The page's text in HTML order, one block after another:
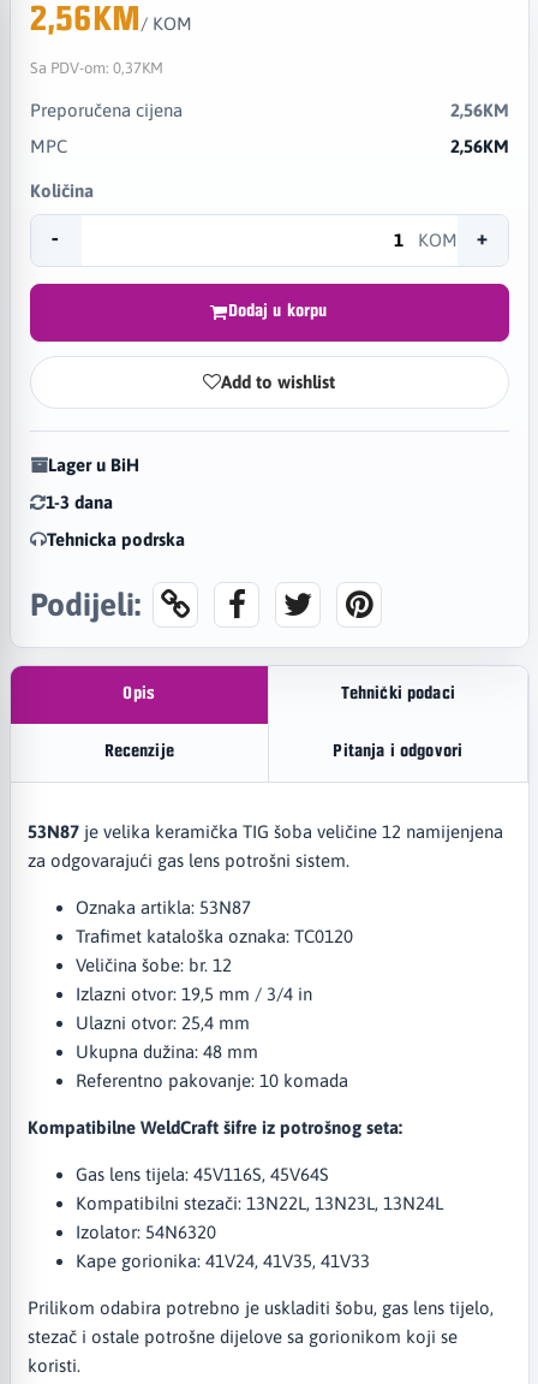
2,56KM/ KOM
Sa PDV-om: 0,37KM
Preporučena cijena
2,56KM
MPC
2,56KM
Količina
- KOM +
Dodaj u korpu
Add to wishlist
Lager u BiH
1-3 dana
Tehnicka podrska
Podijeli:
Opis Tehnički podaci
Recenzije Pitanja i odgovori
53N87je velika keramička TIG šoba veličine 12 namijenjena
za odgovarajući gas lens potrošni sistem.
Oznaka artikla: 53N87
Trafimet kataloška oznaka: TC0120
Veličina šobe: br. 12
Izlazni otvor: 19,5 mm / 3/4 in
Ulazni otvor: 25,4 mm
Ukupna dužina: 48 mm
Referentno pakovanje: 10 komada
Kompatibilne WeldCraft šifre iz potrošnog seta:
Gas lens tijela: 45V116S, 45V64S
Kompatibilni stezači: 13N22L, 13N23L, 13N24L
Izolator: 54N6320
Kape gorionika: 41V24, 41V35, 41V33
Prilikom odabira potrebno je uskladiti šobu, gas lens tijelo,
stezač i ostale potrošne dijelove sa gorionikom koji se
koristi.